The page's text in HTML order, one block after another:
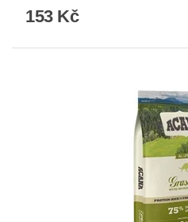
153 Kč